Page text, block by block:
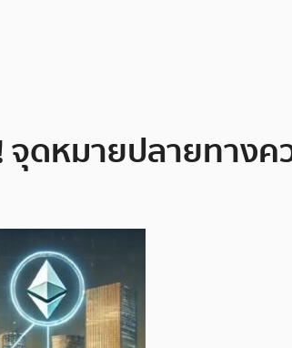
! จุดหมายปลายทา